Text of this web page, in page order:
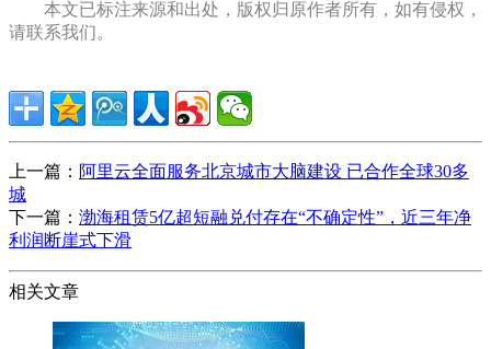
本文已标注来源和出处，版权归原作者所有，如有侵权，
请联系我们。
上一篇： 阿里云全面服务北京城市大脑建设 已合作全球30多
城
下一篇： 渤海租赁5亿超短融兑付存在“不确定性”，近三年净
利润断崖式下滑
相关文章